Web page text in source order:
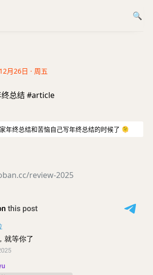
月26日 · 周五
总结 #article
年终总结和苦恼自己写年终总结的时候了 🫠
review-2025